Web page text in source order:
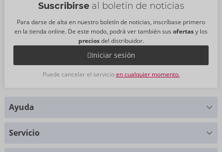
Suscribirseal boletín de noticias
Para darse de alta en nuestro boletín de noticias, inscríbase primero
en la tienda online. De este modo, podrá ver también sus ofertasy los
preciosdel distribuidor.
Iniciar sesión
Puede cancelar el servicioen cualquier momento.
Ayuda
Servicio